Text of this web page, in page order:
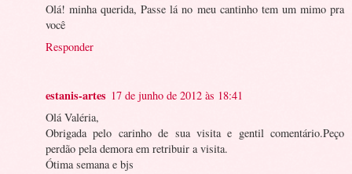
Olá! minha querida, Passe lá no meu cantinho tem um mimo pra
você
Responder
estanis-artes 17 de junho de 2012 às 18:41
Olá Valéria,
Obrigada pelo carinho de sua visita e gentil comentário.Peço
perdão pela demora em retribuir a visita.
Ótima semana e bjs